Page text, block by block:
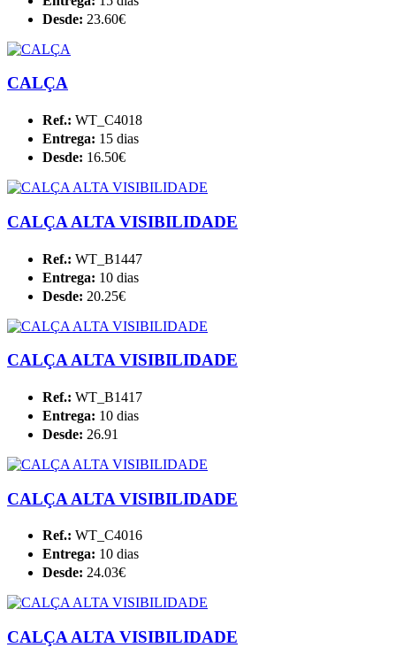
Desde: 23.60€
CALÇA
Ref.: WT_C4018
Entrega: 15 dias
Desde: 16.50€
CALÇA ALTA VISIBILIDADE
Ref.: WT_B1447
Entrega: 10 dias
Desde: 20.25€
CALÇA ALTA VISIBILIDADE
Ref.: WT_B1417
Entrega: 10 dias
Desde: 26.91
CALÇA ALTA VISIBILIDADE
Ref.: WT_C4016
Entrega: 10 dias
Desde: 24.03€
CALÇA ALTA VISIBILIDADE